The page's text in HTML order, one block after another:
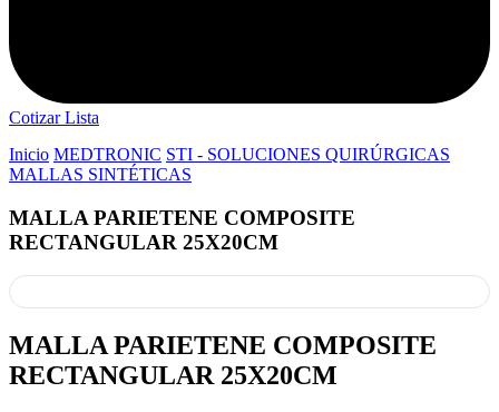
Cotizar Lista
Inicio MEDTRONIC STI - SOLUCIONES QUIRÚRGICAS
MALLAS SINTÉTICAS
MALLA PARIETENE COMPOSITE
RECTANGULAR 25X20CM
MALLA PARIETENE COMPOSITE
RECTANGULAR 25X20CM